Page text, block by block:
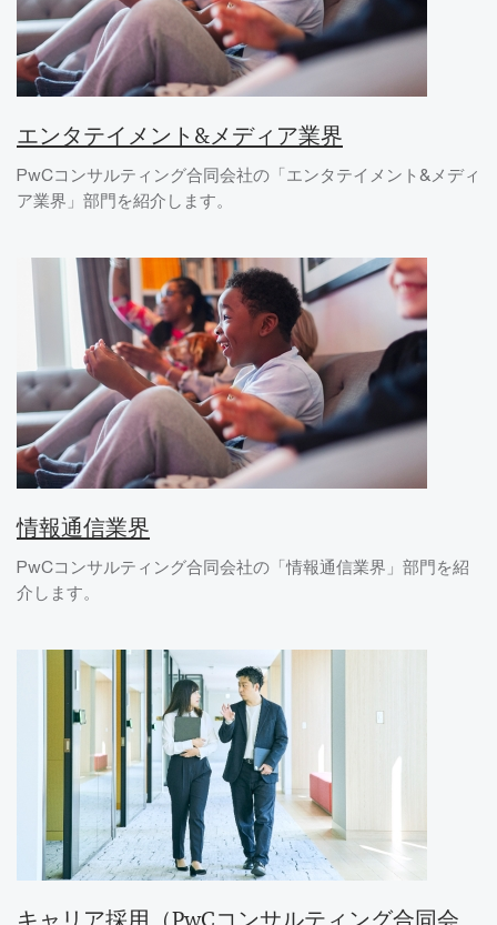
エンタテイメント&メディア業界
PwCコンサルティング合同会社の「エンタテイメント&メディ
ア業界」部門を紹介します。
情報通信業界
PwCコンサルティング合同会社の「情報通信業界」部門を紹
介します。